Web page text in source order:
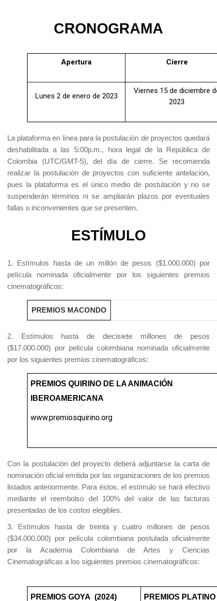
CRONOGRAMA
Apertura Cierre
Lunes 2 de enero de 2023
Viernes 15 de diciembre
2023
La plataforma en línea para la postulación de proyectos quedará
deshabilitada a las 5:00p.m., hora legal de la República de
Colombia (UTC/GMT-5), del día de cierre. Se recomienda
realizar la postulación de proyectos con suficiente antelación,
pues la plataforma es el único medio de postulación y no se
suspenderán términos ni se ampliarán plazos por eventuales
fallas o inconvenientes que se presenten.
ESTÍMULO
1. Estímulos hasta de un millón de pesos ($1.000.000) por
película nominada oficialmente por los siguientes premios
cinematográficos:
PREMIOS MACONDO
2. Estímulos hasta de diecisiete millones de pesos
($17.000.000) por película colombiana nominada oficialmente
por los siguientes premios cinematográficos:
PREMIOS QUIRINO DE LA ANIMACIÓN
IBEROAMERICANA
www.premiosquirino.org
Con la postulación del proyecto deberá adjuntarse la carta de
nominación oficial emitida por las organizaciones de los premios
listados anteriormente. Para éstos, el estímulo se hará efectivo
mediante el reembolso del 100% del valor de las facturas
presentadas de los costos elegibles.
3. Estímulos hasta de treinta y cuatro millones de pesos
($34.000.000) por película colombiana postulada oficialmente
por la Academia Colombiana de Artes y Ciencias
Cinematográficas a los siguientes premios cinematográficos:
PREMIOS GOYA (2024) PREMIOS PLATINO